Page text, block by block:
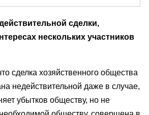
сделки,
нескольких участников
сделка хозяйственного общества
недействительной даже в случае,
убытков обществу, но не